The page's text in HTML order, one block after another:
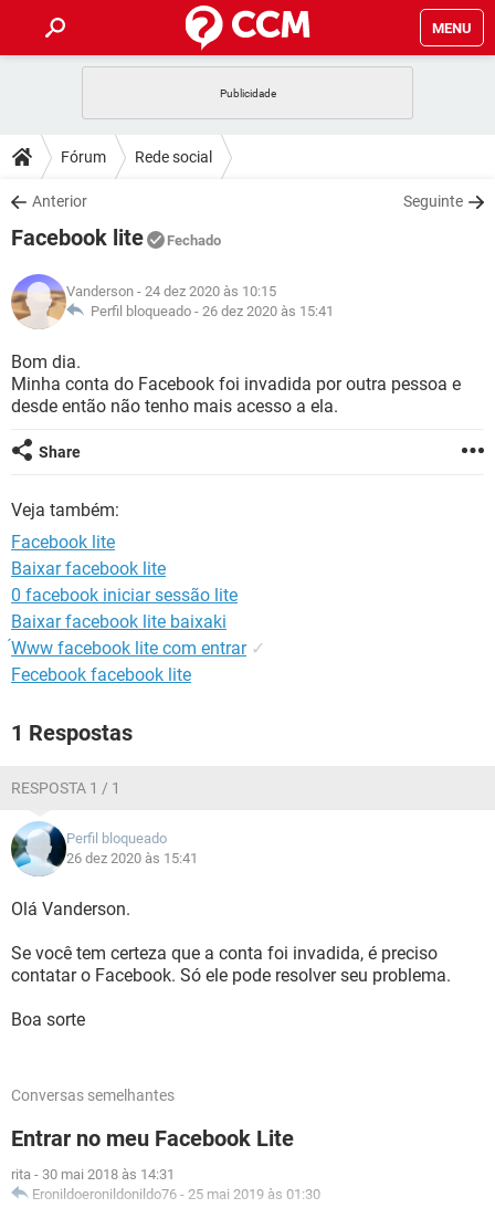
MENU
CELULAR
OUTLOOK
INSTAGRAM
GUIA DE COMPRAS
DICAS
JOGOS
INSTAGRAM GMAIL
GUIA DE COMPRAS
DOWNLOADS
JOGOS
CELULAR
OUTLOOK EXCEL
INSTAGRAM
GUIA DE COMPRAS
JOGOS WHATSAPP
CELULAR
OUTLOOK
INSTAGRAM GMAIL
GUIA DE COMPRAS
GLOSSÁRIO
JOGOS
CELULAR FACEBOOK
INSTAGRAM
GUIA DE COMPRAS
Fórum Rede social
Anterior Seguinte
Facebook lite Fechado
Vanderson - 24 dez 2020 às 10:15
Perfil bloqueado - 26 dez 2020 às 15:41
Bom dia.
Minha conta do Facebook foi invadida por outra pessoa e
desde então não tenho mais acesso a ela.
Share
Veja também:
Facebook lite
Baixar facebook lite
0 facebook iniciar sessão lite
Baixar facebook lite baixaki
́Www facebook lite com entrar ✓
Fecebook facebook lite
1 Respostas
RESPOSTA 1 / 1
Perfil bloqueado
26 dez 2020 às 15:41
Olá Vanderson.
Se você tem certeza que a conta foi invadida, é preciso
contatar o Facebook. Só ele pode resolver seu problema.
Boa sorte
Conversas semelhantes
Entrar no meu Facebook Lite
rita - 30 mai 2018 às 14:31
Eronildoeronildonildo76 - 25 mai 2019 às 01:30